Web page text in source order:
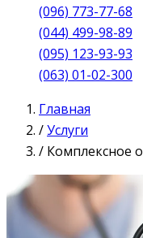
(096) 773-77-68
(044) 499-98-89
(095) 123-93-93
(063) 01-02-300
Главная
/Услуги
/ Комплексное